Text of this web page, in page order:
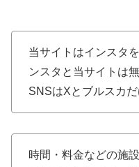
当サイトはインスタ
ンスタと当サイトは
SNSはXとブルスカだ
時間・料金などの施